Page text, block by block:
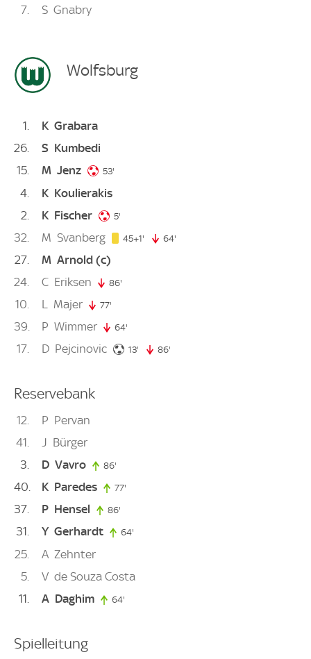
7 S Gnabry
Wolfsburg
1 K Grabara
26
S Kumbedi
15
M Jenz 53'
4 K Koulierakis
2
K Fischer 5'
32 M Svanberg 45+1' 46. minute
64'
27 M Arnold (c)
24
C Eriksen 86'
10 L Majer 77'
39 P Wimmer 64'
17 D Pejcinovic 13' 13. minute
86'
Reservebank
12 P Pervan
41
J Bürger
3
D Vavro 86'
40 K Paredes 77'
37 P Hensel 86'
31 Y Gerhardt 64'
25 A Zehnter
5
V de Souza Costa
11
A Daghim 64'
Spielleitung